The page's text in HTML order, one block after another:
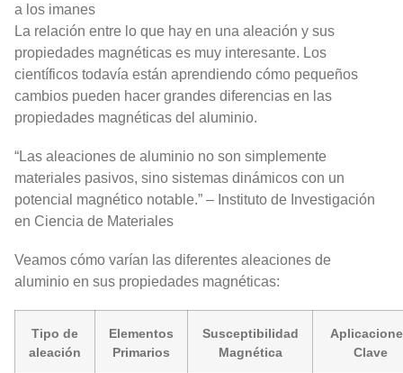
a los imanes
La relación entre lo que hay en una aleación y sus
propiedades magnéticas es muy interesante. Los
científicos todavía están aprendiendo cómo pequeños
cambios pueden hacer grandes diferencias en las
propiedades magnéticas del aluminio.
“Las aleaciones de aluminio no son simplemente
materiales pasivos, sino sistemas dinámicos con un
potencial magnético notable.” – Instituto de Investigación
en Ciencia de Materiales
Veamos cómo varían las diferentes aleaciones de
aluminio en sus propiedades magnéticas:
Tipo de
aleación
Elementos
Primarios
Susceptibilidad
Magnética
Clave